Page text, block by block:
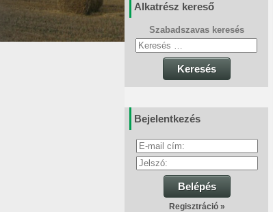
Alkatrész kereső
Szabadszavas keresés
Keresés
Bejelentkezés
Belépés
Regisztráció »